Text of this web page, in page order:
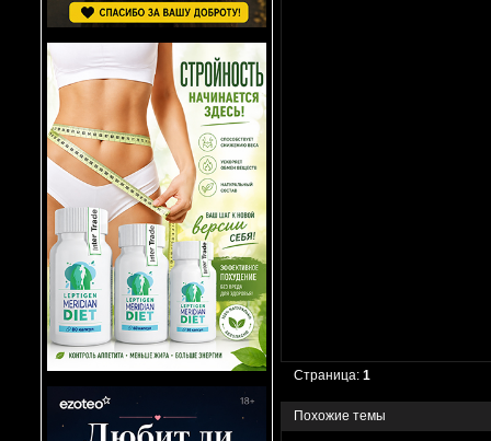
Страница:1
Похожие темы